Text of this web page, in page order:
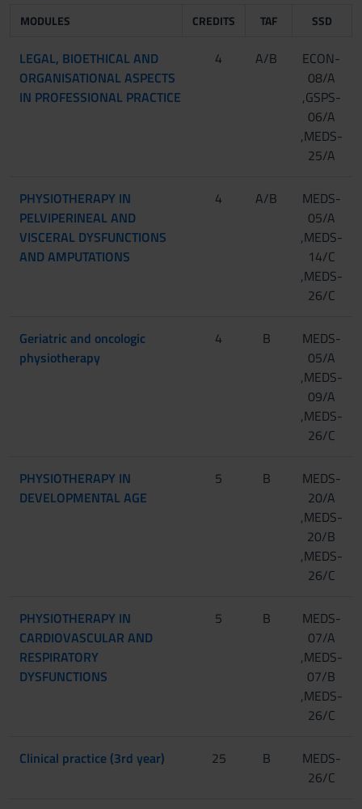
MODULES CREDITS TAF SSD
LEGAL, BIOETHICAL AND
ORGANISATIONAL ASPECTS
IN PROFESSIONAL PRACTICE
4 A/B
ECON-
08/A
,GSPS-
06/A
,MEDS-
25/A
PHYSIOTHERAPY IN
PELVIPERINEAL AND
VISCERAL DYSFUNCTIONS
AND AMPUTATIONS
4 A/B
MEDS-
05/A
,MEDS-
14/C
,MEDS-
26/C
Geriatric and oncologic
physiotherapy
4 B
MEDS-
05/A
,MEDS-
09/A
,MEDS-
26/C
PHYSIOTHERAPY IN
DEVELOPMENTAL AGE
5 B
MEDS-
20/A
,MEDS-
20/B
,MEDS-
26/C
PHYSIOTHERAPY IN
CARDIOVASCULAR AND
RESPIRATORY
DYSFUNCTIONS
5 B
MEDS-
07/A
,MEDS-
07/B
,MEDS-
26/C
Clinical practice (3rd year) 25 B
MEDS-
26/C